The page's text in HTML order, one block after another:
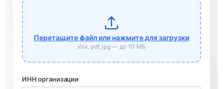
Перетащите файл или нажмите для загрузки
xlsx, pdf, jpg — до 10 МБ
ИНН организации